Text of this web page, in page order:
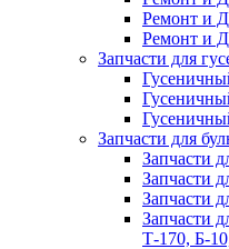
Ремонт и
Ремонт и
Запчасти для
Запчасти для
Запчасти
Запчасти
Запчасти
Запчасти
Т-170, Б-